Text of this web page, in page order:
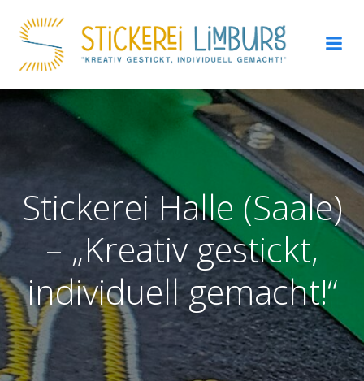
Inhalt
springen
Stickerei Halle (Saale)
– „Kreativ gestickt,
individuell gemacht!“